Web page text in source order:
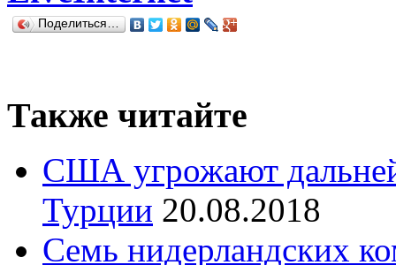
Поделиться…
Также читайте
США угрожают
Турции 20.08.2018
Семь нидерландских